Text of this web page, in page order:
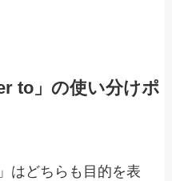
to」の使い分けポ
はどちらも目的を表